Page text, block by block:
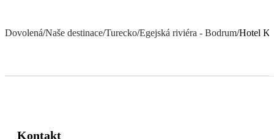
Dovolená/Naše destinace/Turecko/Egejská riviéra - Bodrum/Hotel
Kontakt